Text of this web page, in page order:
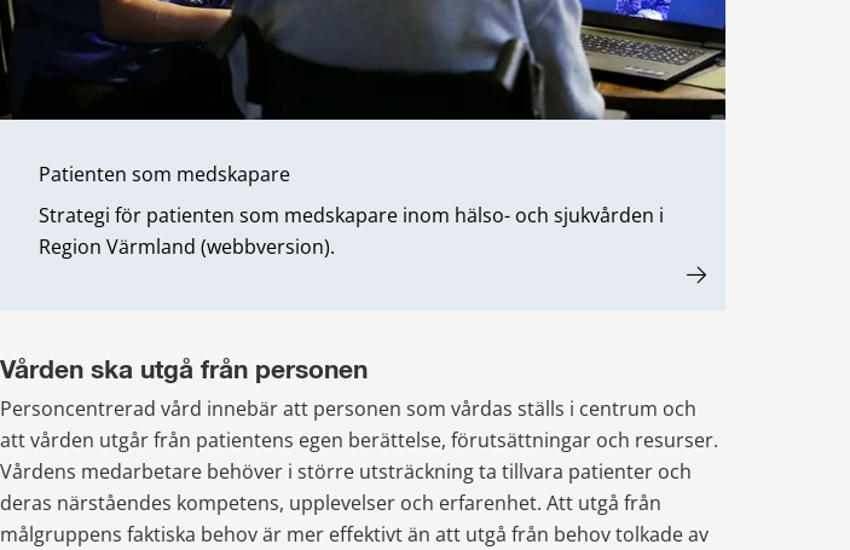
Patienten som medskapare
Strategi för patienten som medskapare inom hälso- och sjukvården i
Region Värmland (webbversion).
Vården ska utgå från personen
Personcentrerad vård innebär att personen som vårdas ställs i centrum och
att vården utgår från patientens egen berättelse, förutsättningar och resurser.
Vårdens medarbetare behöver i större utsträckning ta tillvara patienter och
deras närståendes kompetens, upplevelser och erfarenhet. Att utgå från
målgruppens faktiska behov är mer effektivt än att utgå från behov tolkade av